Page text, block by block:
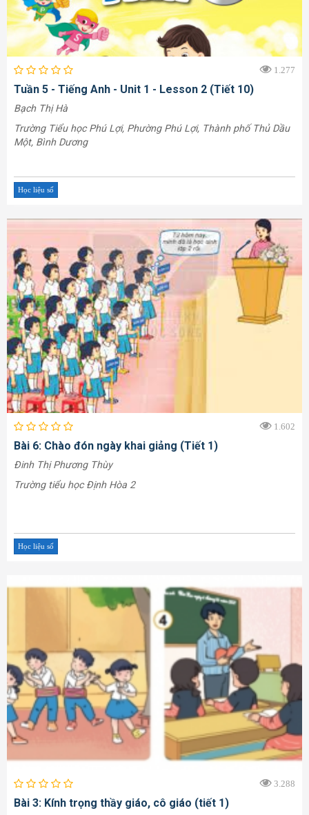
1.277
Tuần 5 - Tiếng Anh - Unit 1 - Lesson 2 (Tiết 10)
Bạch Thị Hà
Trường Tiểu học Phú Lợi, Phường Phú Lợi, Thành phố Thủ Dầu
Một, Bình Dương
Học liệu số
1.602
Bài 6: Chào đón ngày khai giảng (Tiết 1)
Đinh Thị Phương Thùy
Trường tiểu học Định Hòa 2
Học liệu số
3.288
Bài 3: Kính trọng thầy giáo, cô giáo (tiết 1)